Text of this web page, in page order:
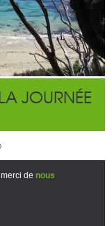
JOURNÉE
de nous